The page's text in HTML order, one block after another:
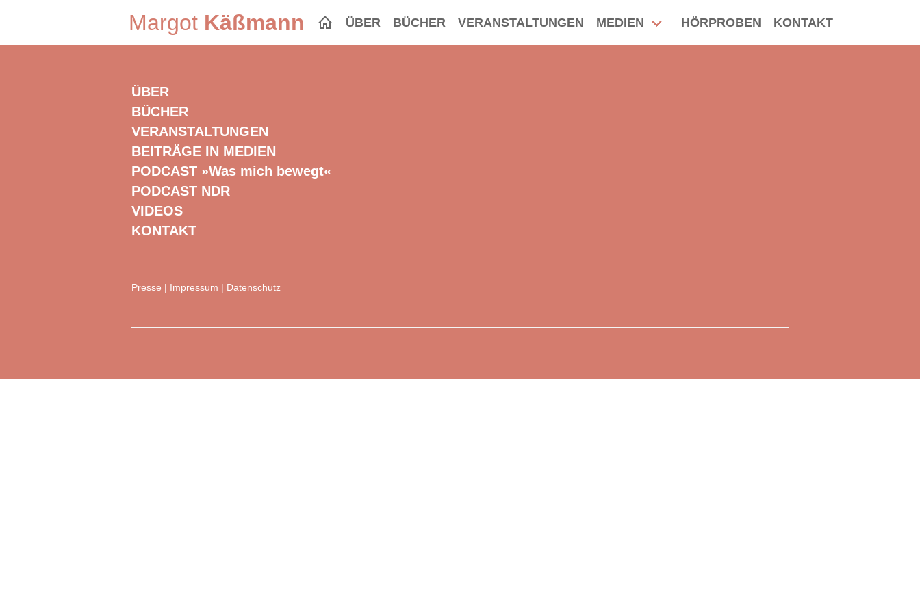
Margot Käßmann ÜBER BÜCHER VERANSTALTUNGEN MEDIEN HÖRPROBEN KONTAKT
ÜBER
BÜCHER
VERANSTALTUNGEN
BEITRÄGE IN MEDIEN
PODCAST »Was mich bewegt«
PODCAST NDR
VIDEOS
KONTAKT
Presse Impressum Datenschutz